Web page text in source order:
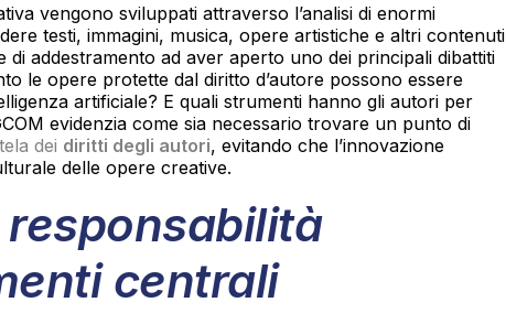
vengono sviluppati attraverso l’analisi di enormi
testi, immagini, musica, opere artistiche e altri contenuti
di addestramento ad aver aperto uno dei principali dibattiti
le opere protette dal diritto d’autore possono essere
artificiale? E quali strumenti hanno gli autori per
evidenzia come sia necessario trovare un punto di
dei diritti degli autori, evitando che l’innovazione
delle opere creative.
centrali